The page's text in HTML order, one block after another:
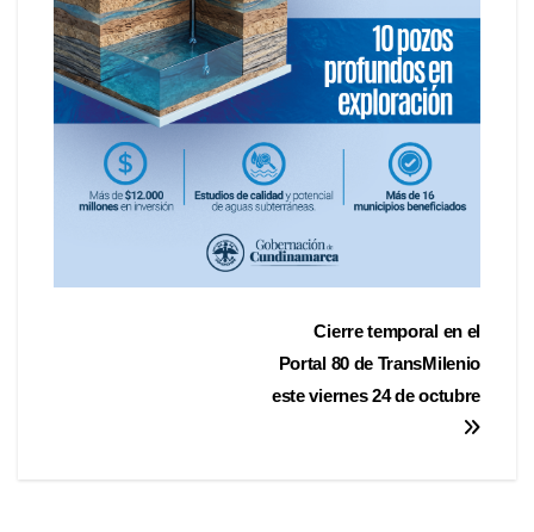
Cierre temporal en el
Portal 80 de TransMilenio
este viernes 24 de octubre